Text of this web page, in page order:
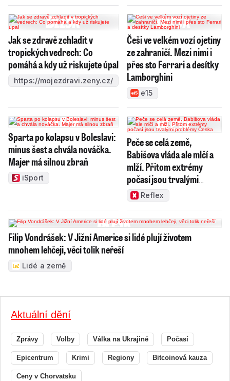
Jak se zdravě zchladit v
tropických vedrech: Co
pomáhá a kdy už riskujete úpal
https://mojezdravi.zeny.cz/
Češi ve velkém vozí ojetiny
ze zahraničí. Mezi nimi i
přes sto Ferrari a desítky
Lamborghini
e15
Sparta po kolapsu v Boleslavi:
minus šest a chvála nováčka.
Majer má silnou zbraň
iSport
Peče se celá země,
Babišova vláda ale mlčí a
mlží. Přitom extrémy
počasí jsou trvalými
problémy Česka
Reflex
Filip Vondrášek: V Jižní Americe si lidé plují životem
mnohem lehčeji, věci tolik neřeší
Lidé a země
Aktuální dění
Zprávy Volby Válka na Ukrajině Počasí
Epicentrum Krimi Regiony Bitcoinová kauza
Ceny v Chorvatsku